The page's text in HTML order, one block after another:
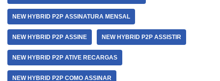
NEW HYBRID P2P ASSINATURA MENSAL
NEW HYBRID P2P ASSINE NEW HYBRID P2P ASSISTIR
NEW HYBRID P2P ATIVE RECARGAS
NEW HYBRID P2P COMO ASSINAR